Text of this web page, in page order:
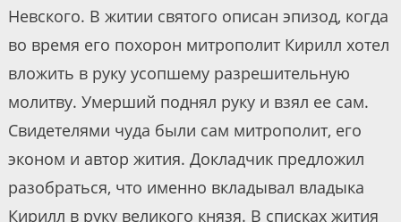
Невского. В житии святого описан эпизод, когда
во время его похорон митрополит Кирилл хотел
вложить в руку усопшему разрешительную
молитву. Умерший поднял руку и взял ее сам.
Свидетелями чуда были сам митрополит, его
эконом и автор жития. Докладчик предложил
разобраться, что именно вкладывал владыка
Кирилл в руку великого князя. В списках жития